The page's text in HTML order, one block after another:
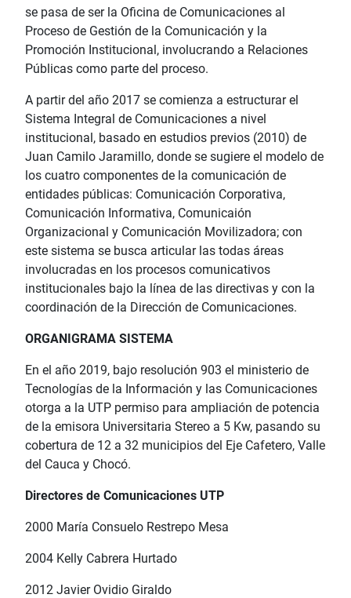
se pasa de ser la Oficina de Comunicaciones al
Proceso de Gestión de la Comunicación y la
Promoción Institucional, involucrando a Relaciones
Públicas como parte del proceso.
A partir del año 2017 se comienza a estructurar el
Sistema Integral de Comunicaciones a nivel
institucional, basado en estudios previos (2010) de
Juan Camilo Jaramillo, donde se sugiere el modelo de
los cuatro componentes de la comunicación de
entidades públicas: Comunicación Corporativa,
Comunicación Informativa, Comunicaión
Organizacional y Comunicación Movilizadora; con
este sistema se busca articular las todas áreas
involucradas en los procesos comunicativos
institucionales bajo la línea de las directivas y con la
coordinación de la Dirección de Comunicaciones.
ORGANIGRAMA SISTEMA
En el año 2019, bajo resolución 903 el ministerio de
Tecnologías de la Información y las Comunicaciones
otorga a la UTP permiso para ampliación de potencia
de la emisora Universitaria Stereo a 5 Kw, pasando su
cobertura de 12 a 32 municipios del Eje Cafetero, Valle
del Cauca y Chocó.
Directores de Comunicaciones UTP
2000 María Consuelo Restrepo Mesa
2004 Kelly Cabrera Hurtado
2012 Javier Ovidio Giraldo